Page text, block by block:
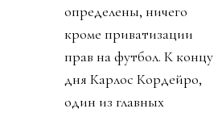
определены, ничего
кроме приватизации
прав на футбол. К концу
дня Карлос Кордейро,
один из главных